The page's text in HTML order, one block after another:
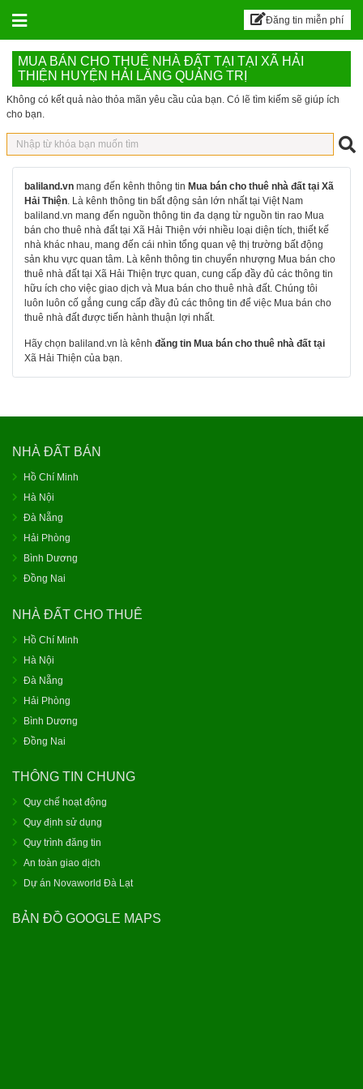
BALILAND – Sàn
Đăng tin miễn phí
MUA BÁN CHO THUÊ NHÀ ĐẤT TẠI TẠI XÃ HẢI
THIỆN HUYỆN HẢI LĂNG QUẢNG TRỊ
Không có kết quả nào thỏa mãn yêu cầu của bạn. Có lẽ tìm kiếm sẽ giúp ích
cho bạn.
baliland.vn mang đến kênh thông tin Mua bán cho thuê nhà đất tại Xã
Hải Thiện. Là kênh thông tin bất động sản lớn nhất tại Việt Nam
baliland.vn mang đến nguồn thông tin đa dạng từ nguồn tin rao Mua
bán cho thuê nhà đất tại Xã Hải Thiện với nhiều loại diện tích, thiết kế
nhà khác nhau, mang đến cái nhìn tổng quan vệ thị trường bất động
sản khu vực quan tâm. Là kênh thông tin chuyển nhượng Mua bán cho
thuê nhà đất tại Xã Hải Thiện trực quan, cung cấp đầy đủ các thông tin
hữu ích cho việc giao dịch và Mua bán cho thuê nhà đất. Chúng tôi
luôn luôn cố gắng cung cấp đầy đủ các thông tin để việc Mua bán cho
thuê nhà đất được tiến hành thuận lợi nhất.
Hãy chọn baliland.vn là kênh đăng tin Mua bán cho thuê nhà đất tại
Xã Hải Thiện của bạn.
NHÀ ĐẤT BÁN
Hồ Chí Minh
Hà Nội
Đà Nẵng
Hải Phòng
Bình Dương
Đồng Nai
NHÀ ĐẤT CHO THUÊ
Hồ Chí Minh
Hà Nội
Đà Nẵng
Hải Phòng
Bình Dương
Đồng Nai
THÔNG TIN CHUNG
Quy chế hoạt động
Quy định sử dụng
Quy trình đăng tin
An toàn giao dịch
Dự án Novaworld Đà Lạt
BẢN ĐỒ GOOGLE MAPS